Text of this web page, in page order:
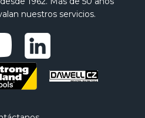
nuestros servicios.